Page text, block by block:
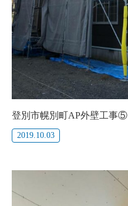
登別市幌別町AP外壁工事⑤
2019.10.03